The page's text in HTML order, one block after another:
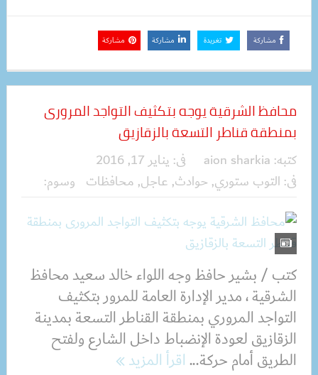
مشاركة تغريدة مشاركة مشاركة
محافظ الشرقية يوجه بتكثيف التواجد المرورى
بمنطقة قناطر التسعة بالزقازيق
كتبه: aion sharkia فى: يناير 17, 2016
فى: التوب ستوري, حوادث, عاجل, محافظات وسوم:
كتب / بشير حافظ وجه اللواء خالد سعيد محافظ
الشرقية ، مدير الإدارة العامة للمرور بتكثيف
التواجد المروري بمنطقة القناطر التسعة بمدينة
الزقازيق لعودة الإنضباط داخل الشارع ولفتح
الطريق أمام حركة...اقرأ المزيد